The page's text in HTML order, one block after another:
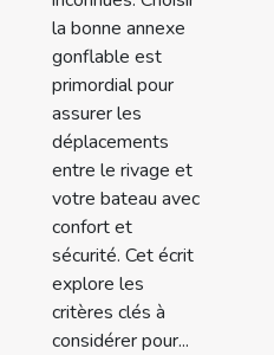
la bonne annexe
gonflable est
primordial pour
assurer les
déplacements
entre le rivage et
votre bateau avec
confort et
sécurité. Cet écrit
explore les
critères clés à
considérer pour...